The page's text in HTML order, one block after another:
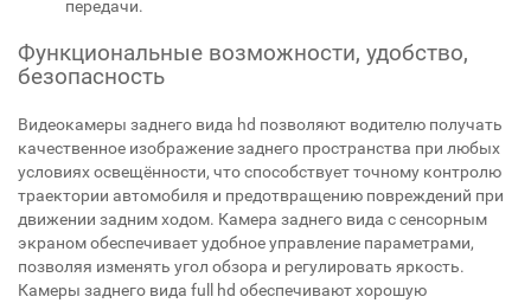
передачи.
Функциональные возможности, удобство,
безопасность
Видеокамеры заднего вида hd позволяют водителю получать
качественное изображение заднего пространства при любых
условиях освещённости, что способствует точному контролю
траектории автомобиля и предотвращению повреждений при
движении задним ходом. Камера заднего вида с сенсорным
экраном обеспечивает удобное управление параметрами,
позволяя изменять угол обзора и регулировать яркость.
Камеры заднего вида full hd обеспечивают хорошую